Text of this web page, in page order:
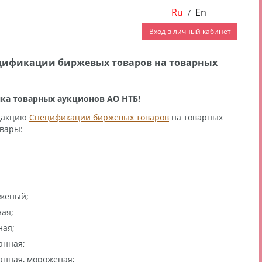
Ru / En
Вход в личный кабинет
биржевых товаров на товарных
товарных аукционов АО НТБ!
Спецификации биржевых товаров на товарных
мороженая;